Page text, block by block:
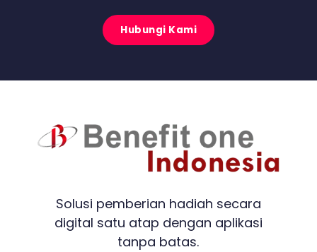
Hubungi Kami
Solusi pemberian hadiah secara
digital satu atap dengan aplikasi
tanpa batas.